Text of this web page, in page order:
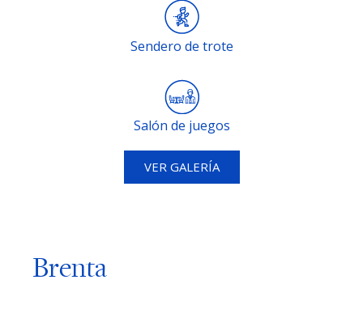
Brenta
Sendero de trote
Salón de juegos
VER GALERÍA